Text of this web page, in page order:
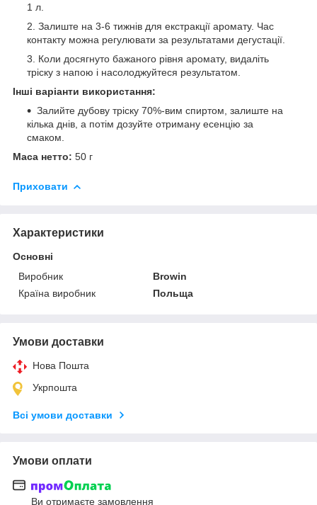
1 л.
Залиште на 3-6 тижнів для екстракції аромату. Час
контакту можна регулювати за результатами дегустації.
Коли досягнуто бажаного рівня аромату, видаліть
тріску з напою і насолоджуйтеся результатом.
Інші варіанти використання:
Залийте дубову тріску 70%-вим спиртом, залиште на
кілька днів, а потім дозуйте отриману есенцію за
смаком.
Маса нетто: 50 г
Приховати
Характеристики
Основні
Виробник
Browin
Країна виробник
Польща
Умови доставки
Нова Пошта
Укрпошта
Всі умови доставки
Умови оплати
Ви отримаєте замовлення